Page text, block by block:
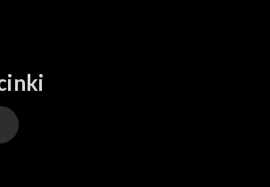
Gavrasa, „Bergman - rok z życia” –
Jasiną.